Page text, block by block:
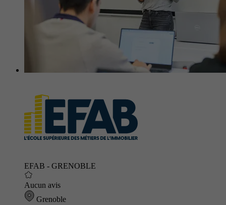
EFAB - GRENOBLE
Aucun avis
Grenoble